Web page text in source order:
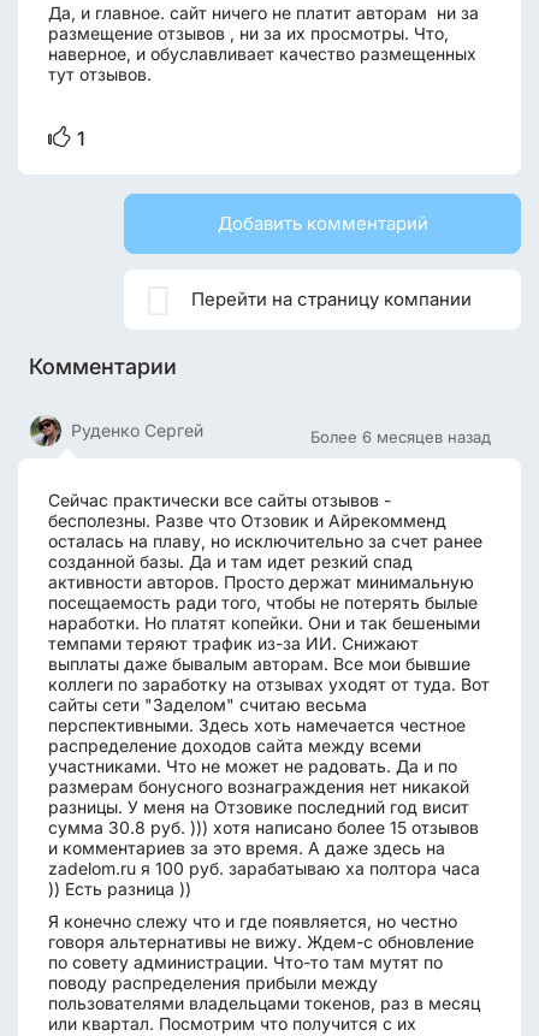
Да, и главное. сайт ничего не платит авторам ни за
размещение отзывов , ни за их просмотры. Что,
наверное, и обуславливает качество размещенных
тут отзывов.
1
Добавить комментарий
Перейти на страницу компании
Комментарии
Более 6 месяцев назад
Руденко Сергей
Сейчас практически все сайты отзывов -
бесполезны. Разве что Отзовик и Айрекомменд
осталась на плаву, но исключительно за счет ранее
созданной базы. Да и там идет резкий спад
активности авторов. Просто держат минимальную
посещаемость ради того, чтобы не потерять былые
наработки. Но платят копейки. Они и так бешеными
темпами теряют трафик из-за ИИ. Снижают
выплаты даже бывалым авторам. Все мои бывшие
коллеги по заработку на отзывах уходят от туда. Вот
сайты сети "Заделом" считаю весьма
перспективными. Здесь хоть намечается честное
распределение доходов сайта между всеми
участниками. Что не может не радовать. Да и по
размерам бонусного вознаграждения нет никакой
разницы. У меня на Отзовике последний год висит
сумма 30.8 руб. ))) хотя написано более 15 отзывов
и комментариев за это время. А даже здесь на
zadelom.ru я 100 руб. зарабатываю ха полтора часа
)) Есть разница ))
Я конечно слежу что и где появляется, но честно
говоря альтернативы не вижу. Ждем-с обновление
по совету администрации. Что-то там мутят по
поводу распределения прибыли между
пользователями владельцами токенов, раз в месяц
или квартал. Посмотрим что получится с их